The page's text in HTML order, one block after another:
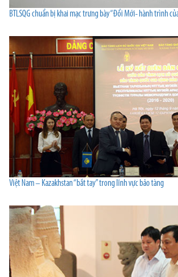
BTLSQG chuẩn bị khai mạc trưng bày “Đổi Mới- hành trình
Việt Nam – Kazakhstan “bắt tay” trong lĩnh vực bảo tàng